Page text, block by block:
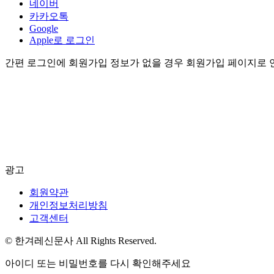
네이버
카카오톡
Google
Apple로 로그인
간편 로그인에 회원가입 정보가 없을 경우 회원가입 페이지로
광고
회원약관
개인정보처리방침
고객센터
© 한겨레신문사 All Rights Reserved.
아이디 또는 비밀번호를 다시 확인해주세요